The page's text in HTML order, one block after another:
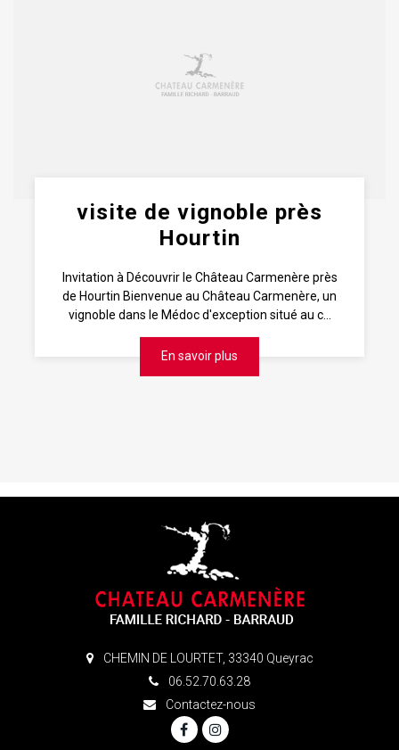
visite de vignoble près
Hourtin
Invitation à Découvrir le Château Carmenère près
de Hourtin Bienvenue au Château Carmenère, un
vignoble dans le Médoc d'exception situé au c...
En savoir plus
CHEMIN DE LOURTET, 33340 Queyrac
06.52.70.63.28
Contactez-nous